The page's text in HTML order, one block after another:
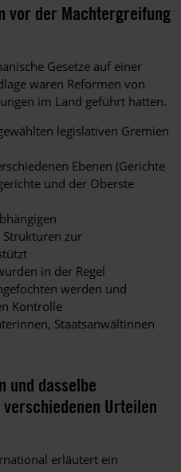
vor der Machtergreifung
Gesetze auf einer
waren Reformen von
im Land geführt hatten.
legislativen Gremien
Ebenen (Gerichte
und der Oberste
Strukturen zur
in der Regel
werden und
Kontrolle
Staatsanwältinnen
und dasselbe
Urteilen
erläutert ein